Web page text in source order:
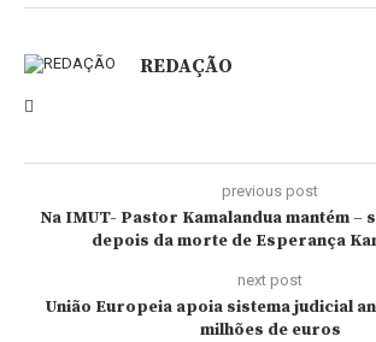
REDAÇÃO
previous post
Na IMUT- Pastor Kamalandua mantém –
depois da morte de Esperança
next post
União Europeia apoia sistema judicial
milhões de euros